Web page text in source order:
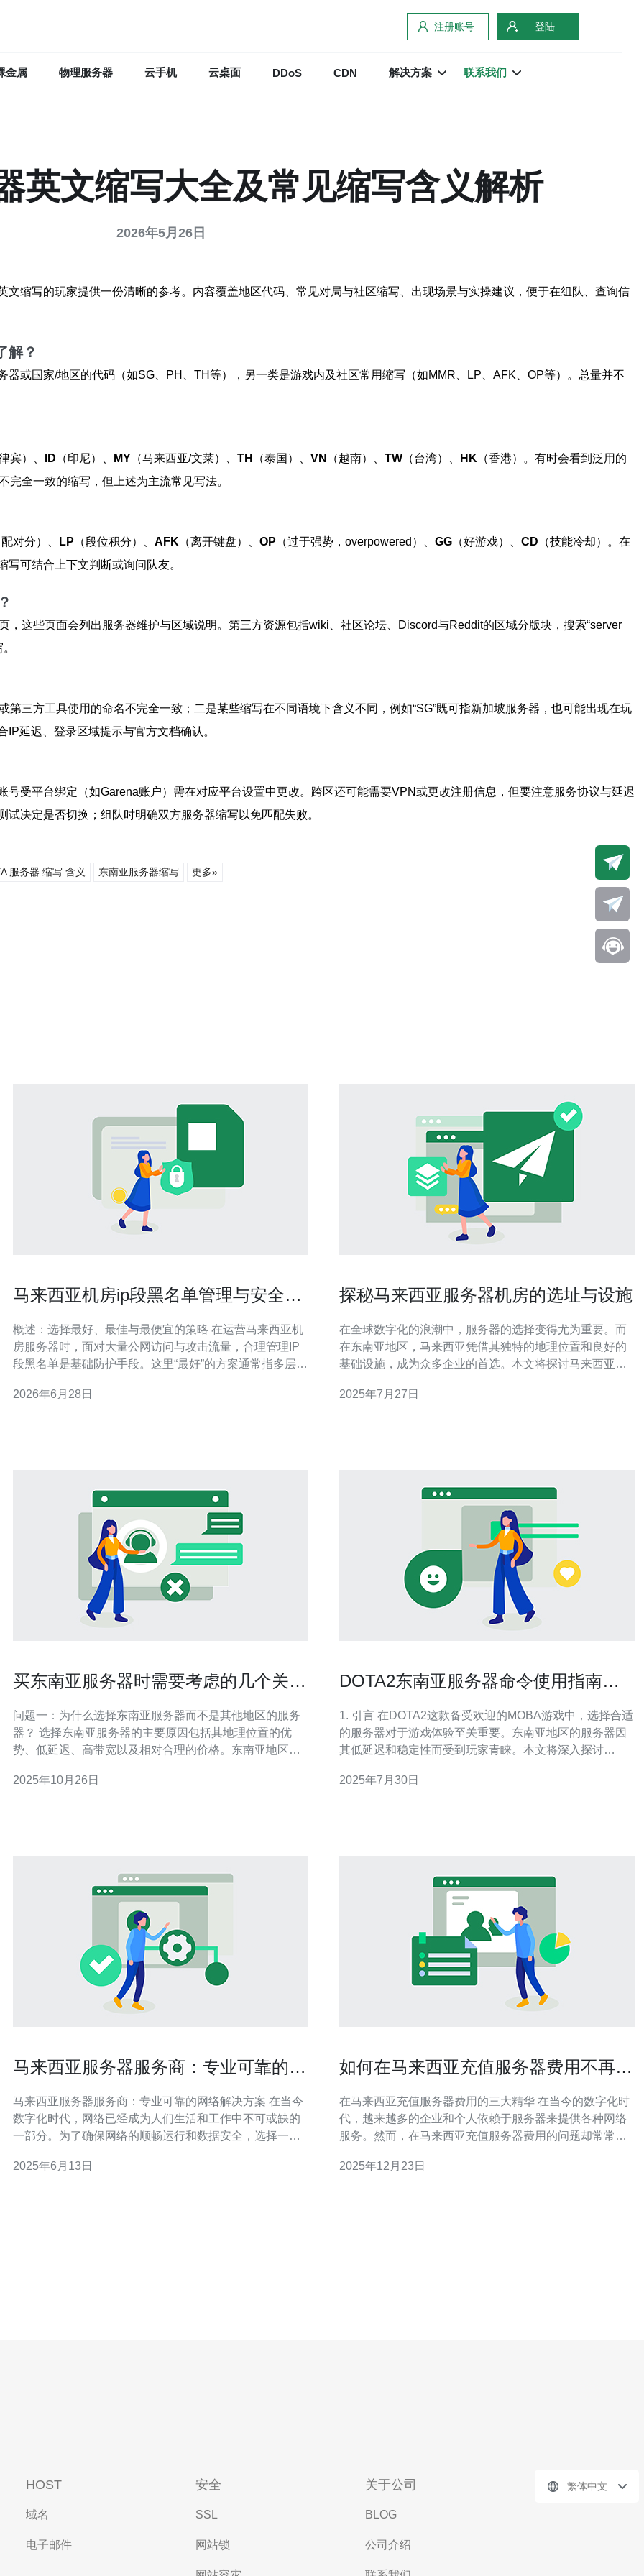
注册账号 登陆
金属 物理服务器 云手机 云桌面 DDoS CDN 解决方案 联系我们
英文缩写大全及常见缩写含义解析
2026年5月26日
缩写的玩家提供一份清晰的参考。内容覆盖地区代码、常见对局与社区缩写、出现场景与实操建议，便于在组队、查询信
解？
或国家/地区的代码（如SG、PH、TH等），另一类是游戏内及社区常用缩写（如MMR、LP、AFK、OP等）。总量并不
宾）、 ID （印尼）、 MY （马来西亚/文莱）、 TH （泰国）、 VN （越南）、 TW （台湾）、 HK （香港）。有时会看到泛用的
全一致的缩写，但上述为主流常见写法。
对分）、 LP （段位积分）、 AFK （离开键盘）、 OP （过于强势，overpowered）、 GG （好游戏）、 CD （技能冷却）。在
可结合上下文判断或询问队友。
，这些页面会列出服务器维护与区域说明。第三方资源包括wiki、社区论坛、Discord与Reddit的区域分版块，搜索“server
三方工具使用的命名不完全一致；二是某些缩写在不同语境下含义不同，例如“SG”既可指新加坡服务器，也可能出现在玩
延迟、登录区域提示与官方文档确认。
受平台绑定（如Garena账户）需在对应平台设置中更改。跨区还可能需要VPN或更改注册信息，但要注意服务协议与延迟
决定是否切换；组队时明确双方服务器缩写以免匹配失败。
服务器 缩写 含义 东南亚服务器缩写 更多»
马来西亚机房ip段黑名单管理与安全风
概述：选择最好、最佳与最便宜的策略 在运营马来西亚机
房服务器时，面对大量公网访问与攻击流量，合理管理IP
段黑名单是基础防护手段。这里“最好”的方案通常指多层联
将风险可视化、自动化响应与人工复核结合，既能及时拦
2026年6月28日
探秘马来西亚服务器机房的选址与设施
在全球数字化的浪潮中，服务器的选择变得尤为重要。而
在东南亚地区，马来西亚凭借其独特的地理位置和良好的
基础设施，成为众多企业的首选。本文将探讨马来西亚的
助企业在数据存储和管理方面做出明智的决策。 马来西亚
2025年7月27日
买东南亚服务器时需要考虑的几个关键
问题一：为什么选择东南亚服务器而不是其他地区的服务
器？ 选择东南亚服务器的主要原因包括其地理位置的优
势、低延迟、高带宽以及相对合理的价格。东南亚地区靠
迟，提升用户体验。此外，东南亚的互联网基础设施逐渐
2025年10月26日
DOTA2东南亚服务器命令使用指南与
1. 引言 在DOTA2这款备受欢迎的MOBA游戏中，选择合适
的服务器对于游戏体验至关重要。东南亚地区的服务器因
其低延迟和稳定性而受到玩家青睐。本文将深入探讨
帮助玩家优化游戏体验。 2. 服务器基础知识 DOTA2的服
2025年7月30日
马来西亚服务器服务商：专业可靠的网
马来西亚服务器服务商：专业可靠的网络解决方案 在当今
数字化时代，网络已经成为人们生活和工作中不可或缺的
一部分。为了确保网络的顺畅运行和数据安全，选择一家
的经济中心，拥有许多优秀的服务器服务商，提供各种网
2025年6月13日
如何在马来西亚充值服务器费用不再困
在马来西亚充值服务器费用的三大精华 在当今的数字化时
代，越来越多的企业和个人依赖于服务器来提供各种网络
服务。然而，在马来西亚充值服务器费用的问题却常常让
解不同的充值方式 选择适合的服务提供商 掌握避免额外费
2025年12月23日
HOST
域名
电子邮件
安全
SSL
网站锁
关于公司
BLOG
公司介绍
繁体中文